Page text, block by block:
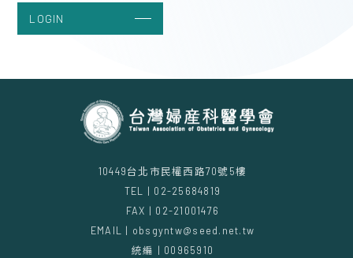
LOGIN
10449台北市民權西路70號5樓
TEL | 02-25684819
FAX | 02-21001476
EMAIL | obsgyntw@seed.net.tw
統編 | 00965910